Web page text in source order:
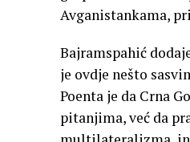
Avganistankama,
Bajramspahić
je ovdje nešto
Poenta je da Crna
pitanjima, već da